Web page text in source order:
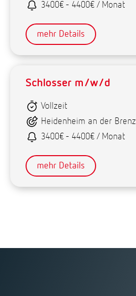
3400€ - 4400€ / Monat
mehr Details
Schlosser m/w/d
Vollzeit
Heidenheim an der Brenz
3400€ - 4400€ / Monat
mehr Details